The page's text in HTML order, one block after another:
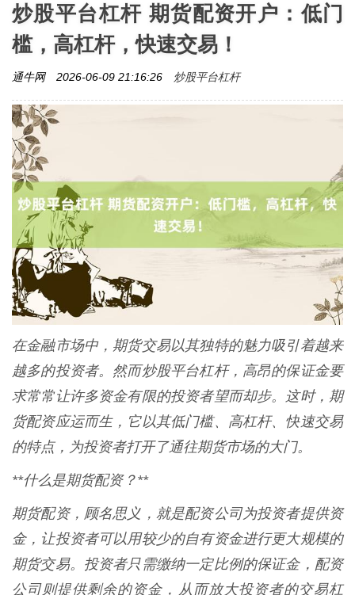
炒股平台杠杆 期货配资开户：低门
槛，高杠杆，快速交易！
通牛网 2026-06-09 21:16:26 炒股平台杠杆
在金融市场中，期货交易以其独特的魅力吸引着越来
越多的投资者。然而炒股平台杠杆，高昂的保证金要
求常常让许多资金有限的投资者望而却步。这时，期
货配资应运而生，它以其低门槛、高杠杆、快速交易
的特点，为投资者打开了通往期货市场的大门。
**什么是期货配资？**
期货配资，顾名思义，就是配资公司为投资者提供资
金，让投资者可以用较少的自有资金进行更大规模的
期货交易。投资者只需缴纳一定比例的保证金，配资
公司则提供剩余的资金，从而放大投资者的交易杠